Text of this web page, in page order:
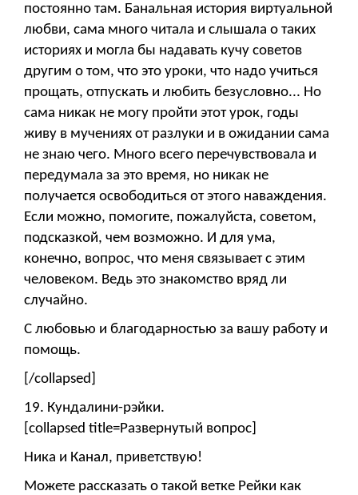
постоянно там. Банальная история виртуальной
любви, сама много читала и слышала о таких
историях и могла бы надавать кучу советов
другим о том, что это уроки, что надо учиться
прощать, отпускать и любить безусловно... Но
сама никак не могу пройти этот урок, годы
живу в мучениях от разлуки и в ожидании сама
не знаю чего. Много всего перечувствовала и
передумала за это время, но никак не
получается освободиться от этого наваждения.
Если можно, помогите, пожалуйста, советом,
подсказкой, чем возможно. И для ума,
конечно, вопрос, что меня связывает с этим
человеком. Ведь это знакомство вряд ли
случайно.
С любовью и благодарностью за вашу работу и
помощь.
[/collapsed]
19. Кундалини-рэйки.
[collapsed title=Развернутый вопрос]
Ника и Канал, приветствую!
Можете рассказать о такой ветке Рейки как